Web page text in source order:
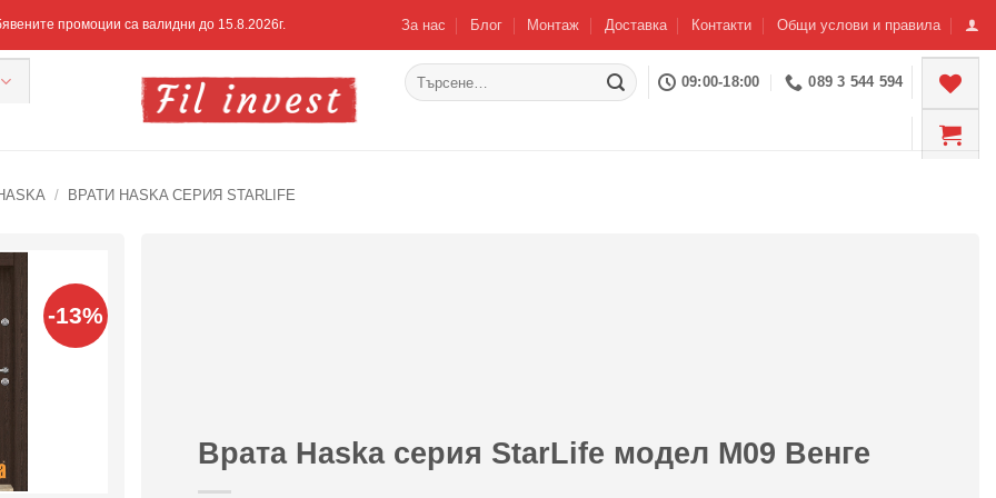
промоции са валидни до 15.8.2026г. За нас Блог Монтаж Доставка Контакти Общи услови и правила
Търсене
за:
09:00-18:00 089 3 544 594
/ ВРАТИ HASKA СЕРИЯ STARLIFE
-13%
Добавяне
към
харесани
Врата Haska серия StarLife модел М09 Венге